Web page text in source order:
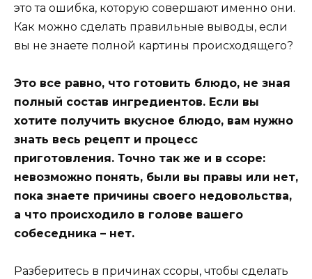
это та ошибка, которую совершают именно они.
Как можно сделать правильные выводы, если
вы не знаете полной картины происходящего?
Это все равно, что готовить блюдо, не зная
полный состав ингредиентов. Если вы
хотите получить вкусное блюдо, вам нужно
знать весь рецепт и процесс
приготовления. Точно так же и в ссоре:
невозможно понять, были вы правы или нет,
пока знаете причины своего недовольства,
а что происходило в голове вашего
собеседника – нет.
Разберитесь в причинах ссоры, чтобы сделать